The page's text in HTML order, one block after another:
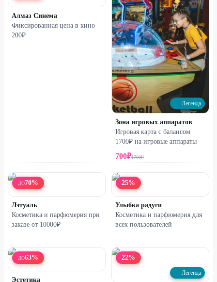
Алмаз Синема
Фиксированная цена в кино
200₽
Легенда
Зона игровых аппаратов
Игровая карта с балансом
1700₽ на игровые аппараты
700₽1700₽
ДО70%
Лэтуаль
Косметика и парфюмерия при
заказе от 10000₽
25%
Улыбка радуги
Косметика и парфюмерия для
всех пользователей
ДО63%
Эстетика
22%
Легенда